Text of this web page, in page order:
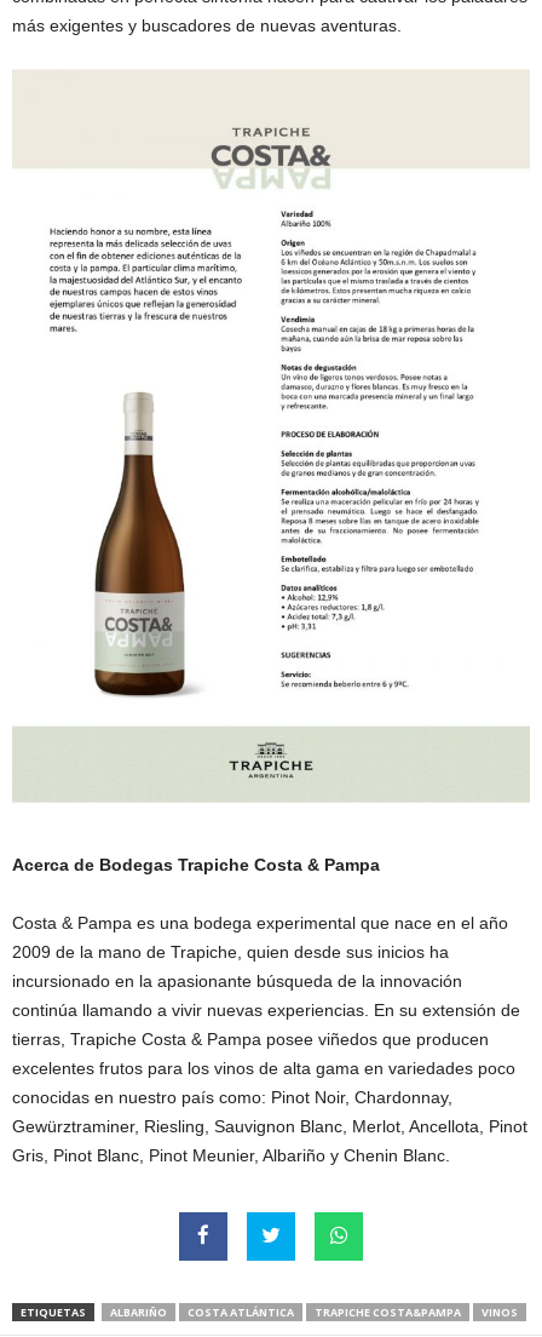
más exigentes y buscadores de nuevas aventuras.
Acerca de Bodegas Trapiche Costa & Pampa
Costa & Pampa es una bodega experimental que nace en el año
2009 de la mano de Trapiche, quien desde sus inicios ha
incursionado en la apasionante búsqueda de la innovación
continúa llamando a vivir nuevas experiencias. En su extensión de
tierras, Trapiche Costa & Pampa posee viñedos que producen
excelentes frutos para los vinos de alta gama en variedades poco
conocidas en nuestro país como: Pinot Noir, Chardonnay,
Gewürztraminer, Riesling, Sauvignon Blanc, Merlot, Ancellota, Pinot
Gris, Pinot Blanc, Pinot Meunier, Albariño y Chenin Blanc.
ETIQUETAS ALBARIÑO COSTA ATLÁNTICA TRAPICHE COSTA&PAMPA VINOS